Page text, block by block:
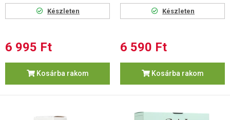
Készleten
6 995 Ft
Kosárba rakom
Készleten
6 590 Ft
Kosárba rakom